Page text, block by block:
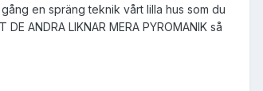
en spräng teknik vårt lilla hus som du
ANDRA LIKNAR MERA PYROMANIK så